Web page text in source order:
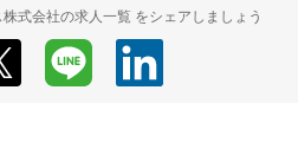
式会社の求人一覧 をシェアしましょう